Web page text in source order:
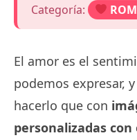
Categoría:
El amor es el
podemos expresar,
hacerlo que con
personalizadas